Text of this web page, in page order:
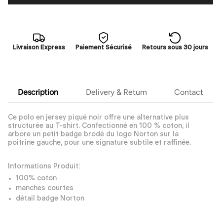
Livraison Express Paiement Sécurisé Retours sous 30 jours
Description Delivery & Return Contact
Ce polo en jersey piqué noir offre une alternative plus
structurée au T-shirt. Confectionné en 100 % coton, il
arbore un petit badge brodé du logo Norton sur la
poitrine gauche, pour une signature subtile et raffinée.
Informations Produit:
100% coton
manches courtes
détail badge Norton